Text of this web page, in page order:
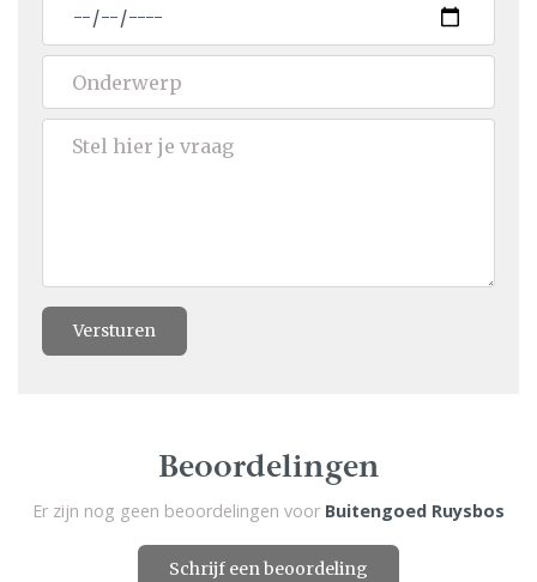
Versturen
Beoordelingen
Er zijn nog geen beoordelingen voor Buitengoed Ruysbos
Schrijf een beoordeling